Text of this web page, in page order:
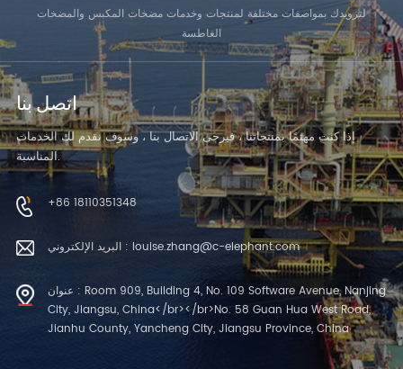
لتزويدك بمواصفات مختلفة لمنتجات وخدمات مضخات المكبس والمضخات
الغاطسة
اتصل بنا
إذا كنت مهتمًا بمنتجاتنا ، فيرجى الاتصال بنا ، وسوف نقدم لك الخدمات
المناسبة.
+86 18110351348
البريد الإلكتروني : louise.zhang@c-elephant.com
عنوان : Room 909, Building 4, No. 109 Software Avenue, Nanjing
City, Jiangsu, China</br></br>No. 58 Guan Hua West Road,
Jianhu County, Yancheng City, Jiangsu Province, China